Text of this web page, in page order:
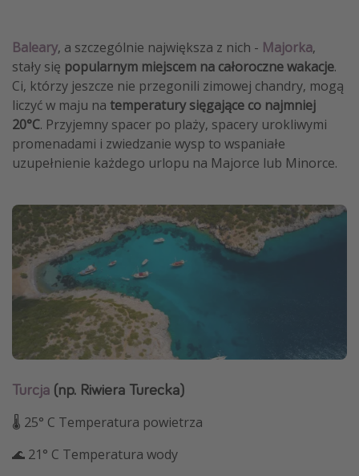
Baleary, a szczególnie największa z nich - Majorka,
stały się popularnym miejscem na całoroczne wakacje.
Ci, którzy jeszcze nie przegonili zimowej chandry, mogą
liczyć w maju na temperatury sięgające co najmniej
20°C. Przyjemny spacer po plaży, spacery urokliwymi
promenadami i zwiedzanie wysp to wspaniałe
uzupełnienie każdego urlopu na Majorce lub Minorce.
Turcja (np. Riwiera Turecka)
🌡 25° C Temperatura powietrza
🌊 21° C Temperatura wody